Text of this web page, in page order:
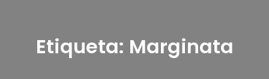
Etiqueta: Marginata